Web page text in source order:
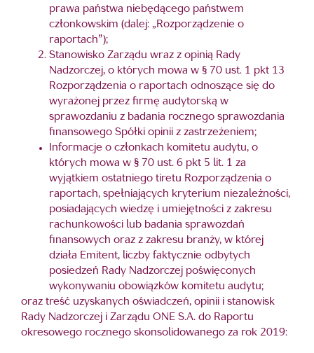
prawa państwa niebędącego państwem
członkowskim (dalej: „Rozporządzenie o
raportach”);
Stanowisko Zarządu wraz z opinią Rady
Nadzorczej, o których mowa w § 70 ust. 1 pkt 13
Rozporządzenia o raportach odnoszące się do
wyrażonej przez firmę audytorską w
sprawozdaniu z badania rocznego sprawozdania
finansowego Spółki opinii z zastrzeżeniem;
Informacje o członkach komitetu audytu, o
których mowa w § 70 ust. 6 pkt 5 lit. 1 za
wyjątkiem ostatniego tiretu Rozporządzenia o
raportach, spełniających kryterium niezależności,
posiadających wiedzę i umiejętności z zakresu
rachunkowości lub badania sprawozdań
finansowych oraz z zakresu branży, w której
działa Emitent, liczby faktycznie odbytych
posiedzeń Rady Nadzorczej poświęconych
wykonywaniu obowiązków komitetu audytu;
oraz treść uzyskanych oświadczeń, opinii i stanowisk
Rady Nadzorczej i Zarządu ONE S.A. do Raportu
okresowego rocznego skonsolidowanego za rok 2019: